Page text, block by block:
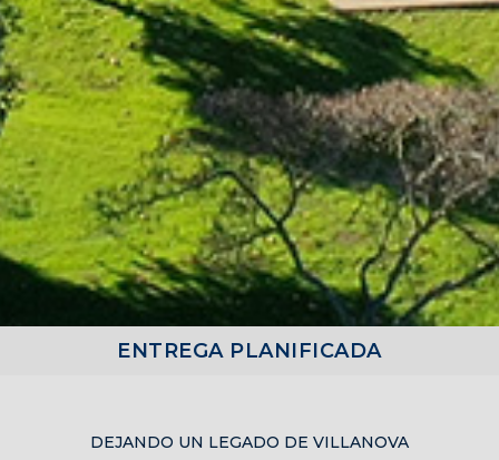
ENTREGA PLANIFICADA
DEJANDO UN LEGADO DE VILLANOVA